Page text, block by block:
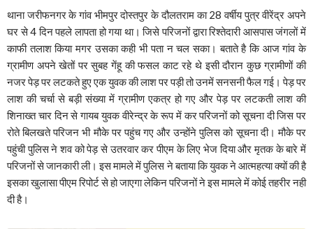
थाना जरीफनगर के गांव भीमपुर दोस्तपुर के दौलतराम का 28 वर्षीय पुत्र वीरेंद्र अपने
घर से 4 दिन पहले लापता हो गया था। जिसे परिजनों द्वारा रिश्तेदारी आसपास जंगलों में
काफी तलाश किया मगर उसका कही भी पता न चल सका। बताते है कि आज गांव के
ग्रामीण अपने खेतों पर सुबह गेंहू की फसल काट रहे थे इसी दौरान कुछ ग्रामीणों की
नजर पेड़ पर लटकते हुए एक युवक की लाश पर पड़ी तो उनमें सनसनी फैल गई। पेड़ पर
लाश की चर्चा से बड़ी संख्या में ग्रामीण एकत्र हो गए और पेड़ पर लटकती लाश की
शिनाख्त चार दिन से गायब युवक वीरेन्द्र के रूप में कर परिजनों को सूचना दी जिस पर
रोते बिलखते परिजन भी मौके पर पहुंच गए और उन्होंने पुलिस को सूचना दी। मौके पर
पहुंची पुलिस ने शव को पेड़ से उतरवार कर पीएम के लिए भेज दिया और मृतक के बारे में
परिजनों से जानकारी ली। इस मामले में पुलिस ने बताया कि युवक ने आत्महत्या क्यों की है
इसका खुलासा पीएम रिपोर्ट से हो जाएगा लेकिन परिजनों ने इस मामले में कोई तहरीर नही
दी है।